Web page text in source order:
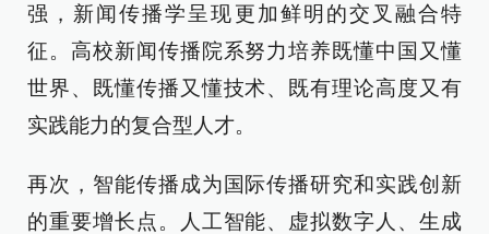
强，新闻传播学呈现更加鲜明的交叉融合特
征。高校新闻传播院系努力培养既懂中国又懂
世界、既懂传播又懂技术、既有理论高度又有
实践能力的复合型人才。
再次，智能传播成为国际传播研究和实践创新
的重要增长点。人工智能、虚拟数字人、生成